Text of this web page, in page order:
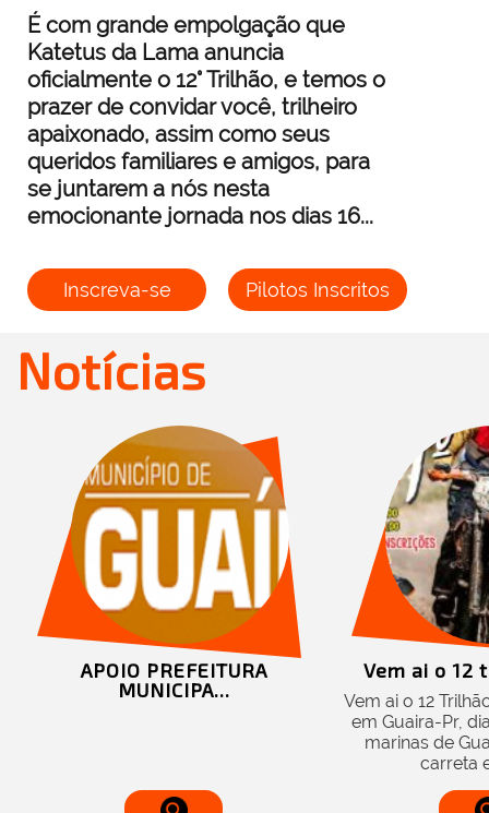
É com grande empolgação que
Katetus da Lama anuncia
oficialmente o 12° Trilhão, e temos o
prazer de convidar você, trilheiro
apaixonado, assim como seus
queridos familiares e amigos, para
se juntarem a nós nesta
emocionante jornada nos dias 16...
Inscreva-se Pilotos Inscritos
Notícias
PREFEITURA
Vem ai o 12 trilhão
Vem ai o 12 Trilhão Katetus da
em Guaira-Pr, dia 17/11/2024,
marinas de Guaira, sorteio de
carreta e varios...